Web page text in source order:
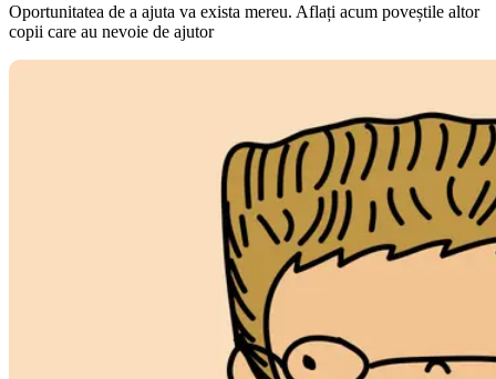
Oportunitatea de a ajuta va exista mereu. Aflați acum poveștile altor
copii care au nevoie de ajutor